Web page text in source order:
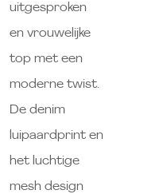
uitgesproken
en vrouwelijke
top met een
moderne twist.
De denim
luipaardprint en
het luchtige
mesh design